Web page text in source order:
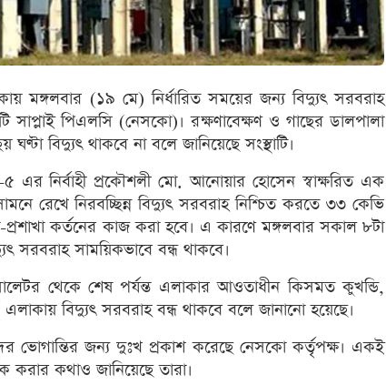
মঙ্গলবার (১৯ মে) নির্ধারিত সময়ের জন্য বিদ্যুৎ সরবরাহ
সাপ্লাই পিএলসি (নেসকো)। রক্ষণাবেক্ষণ ও গাছের ডালপালা
বিদ্যুৎ থাকবে না বলে জানিয়েছে সংস্থাটি।
এর নির্বাহী প্রকৌশলী মো. আনোয়ার হোসেন স্বাক্ষরিত এক
রেখে নিরবচ্ছিন্ন বিদ্যুৎ সরবরাহ নিশ্চিত করতে ৩৩ কেভি
কর্তনের কাজ করা হবে। এ কারণে মঙ্গলবার সকাল ৮টা
সরবরাহ সাময়িকভাবে বন্ধ থাকবে।
থেকে শেষ পর্যন্ত এলাকার আওতাধীন কিসমত কুখন্ডি,
বিদ্যুৎ সরবরাহ বন্ধ থাকবে বলে জানানো হয়েছে।
ভোগান্তির জন্য দুঃখ প্রকাশ করেছে নেসকো কর্তৃপক্ষ। একই
করার কথাও জানিয়েছে তারা।